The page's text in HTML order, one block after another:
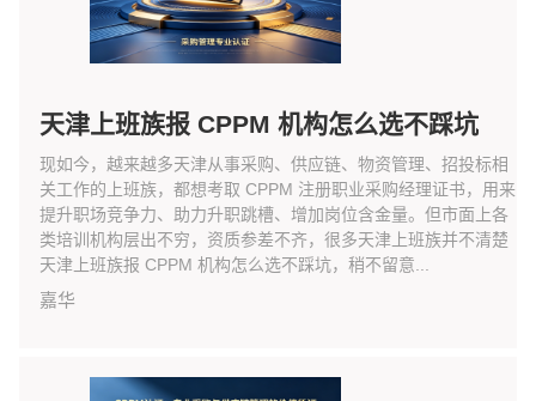
天津上班族报 CPPM 机构怎么选不踩坑
现如今，越来越多天津从事采购、供应链、物资管理、招投标相
关工作的上班族，都想考取 CPPM 注册职业采购经理证书，用来
提升职场竞争力、助力升职跳槽、增加岗位含金量。但市面上各
类培训机构层出不穷，资质参差不齐，很多天津上班族并不清楚
天津上班族报 CPPM 机构怎么选不踩坑，稍不留意...
嘉华